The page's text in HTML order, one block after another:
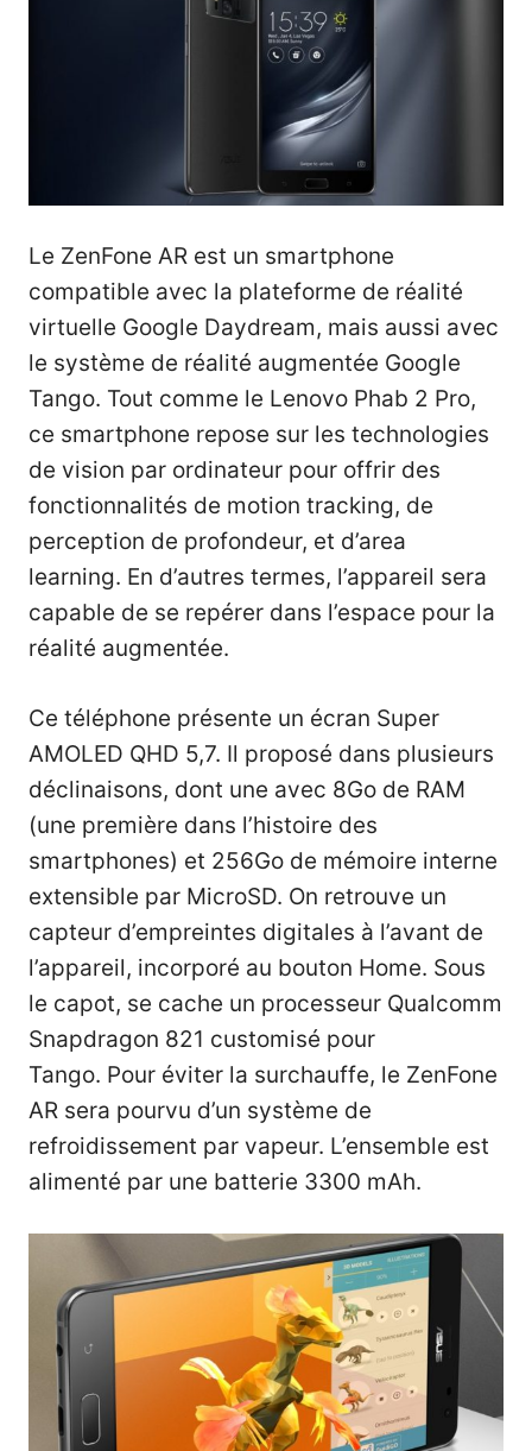
Le ZenFone AR est un smartphone
compatible avec la plateforme de réalité
virtuelle Google Daydream, mais aussi avec
le système de réalité augmentée Google
Tango. Tout comme le Lenovo Phab 2 Pro,
ce smartphone repose sur les technologies
de vision par ordinateur pour offrir des
fonctionnalités de motion tracking, de
perception de profondeur, et d’area
learning. En d’autres termes, l’appareil sera
capable de se repérer dans l’espace pour la
réalité augmentée.
Ce téléphone présente un écran Super
AMOLED QHD 5,7. Il proposé dans plusieurs
déclinaisons, dont une avec 8Go de RAM
(une première dans l’histoire des
smartphones) et 256Go de mémoire interne
extensible par MicroSD. On retrouve un
capteur d’empreintes digitales à l’avant de
l’appareil, incorporé au bouton Home. Sous
le capot, se cache un processeur Qualcomm
Snapdragon 821 customisé pour
Tango. Pour éviter la surchauffe, le ZenFone
AR sera pourvu d’un système de
refroidissement par vapeur. L’ensemble est
alimenté par une batterie 3300 mAh.